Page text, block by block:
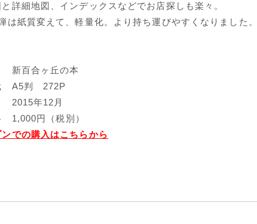
詳細地図、インデックスなどでお店探しも楽々。
は紙質変えて、軽量化。より持ち運びやすくなりました。
新百合ヶ丘の本
A5判 272P
2015年12月
円（税別）
ンでの購入はこちらから